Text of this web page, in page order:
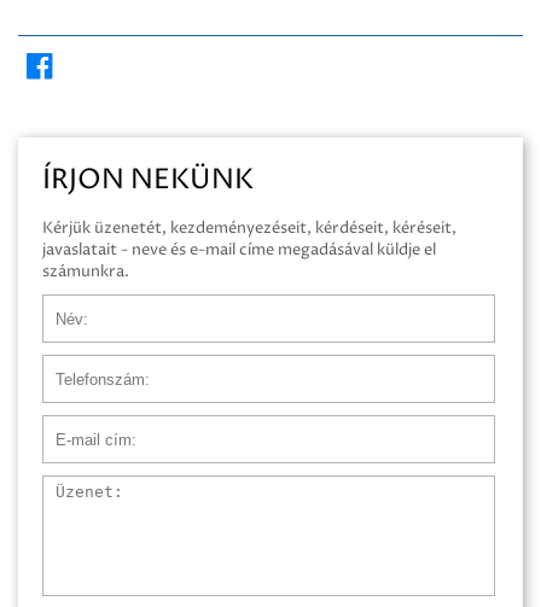
ÍRJON NEKÜNK
Kérjük üzenetét, kezdeményezéseit, kérdéseit, kéréseit,
javaslatait - neve és e-mail címe megadásával küldje el
számunkra.
Üzenet